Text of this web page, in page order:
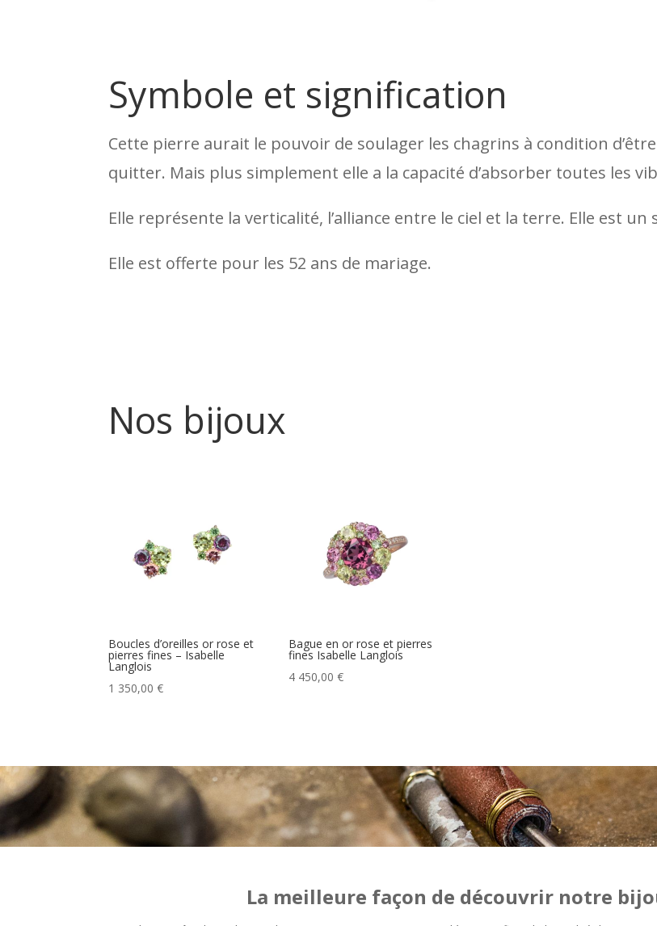
Symbole et signification
Cette pierre aurait le pouvoir de soulager les chagrins à condition
quitter. Mais plus simplement elle a la capacité d’absorber toutes les
Elle représente la verticalité, l’alliance entre le ciel et la terre. Elle est
Elle est offerte pour les 52 ans de mariage.
Nos bijoux
Boucles d’oreilles or rose et
pierres fines – Isabelle
Langlois
1 350,00€
Bague en or rose et pierres
fines Isabelle Langlois
4 450,00€
La meilleure façon de découvrir notre